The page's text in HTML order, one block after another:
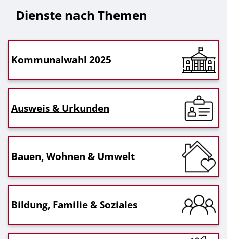
Dienste nach Themen
Kommunalwahl 2025
Ausweis & Urkunden
Bauen, Wohnen & Umwelt
Bildung, Familie & Soziales